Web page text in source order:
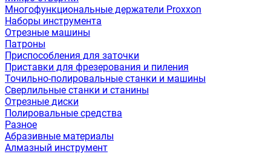
Многофункциональные держатели Proxxon
Наборы инструмента
Отрезные машины
Патроны
Приспособления для заточки
Приставки для фрезерования и пиления
Точильно-полировальные станки и машины
Сверлильные станки и станины
Отрезные диски
Полировальные средства
Разное
Абразивные материалы
Алмазный инструмент